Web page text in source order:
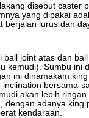
disebut caster
yang dipakai
berjalan lurus dan
ball joint atas dan
kemudi). Sumbu ini
ini dinamakam
inclination bersama-
akan lebih
dengan adanya
kendaraan.